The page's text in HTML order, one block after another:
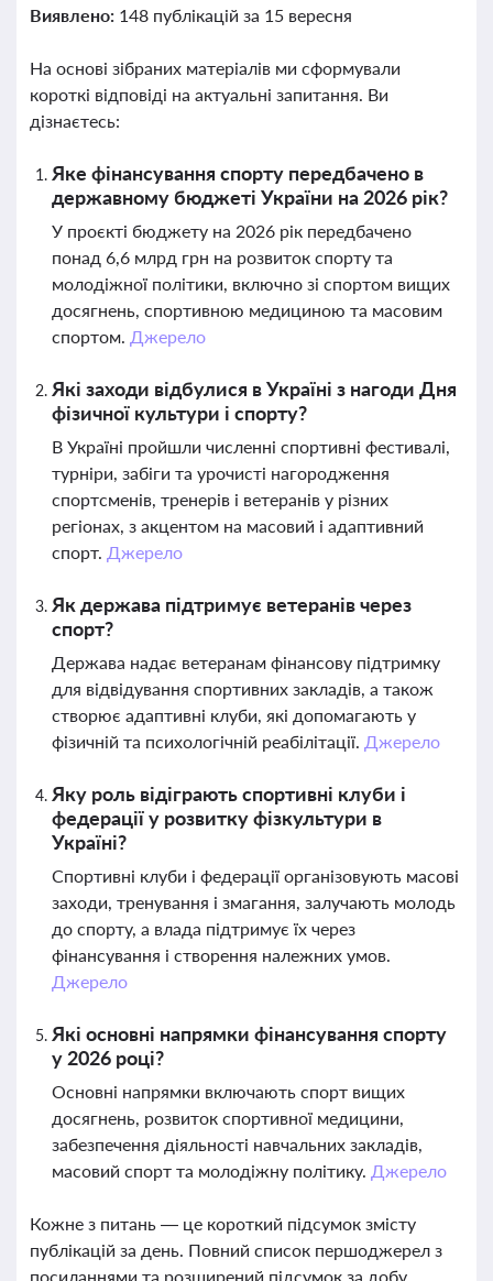
Виявлено: 148 публікацій за 15 вересня
На основі зібраних матеріалів ми сформували
короткі відповіді на актуальні запитання. Ви
дізнаєтесь:
Яке фінансування спорту передбачено в
державному бюджеті України на 2026 рік?
У проєкті бюджету на 2026 рік передбачено
понад 6,6 млрд грн на розвиток спорту та
молодіжної політики, включно зі спортом вищих
досягнень, спортивною медициною та масовим
спортом. Джерело
Які заходи відбулися в Україні з нагоди Дня
фізичної культури і спорту?
В Україні пройшли численні спортивні фестивалі,
турніри, забіги та урочисті нагородження
спортсменів, тренерів і ветеранів у різних
регіонах, з акцентом на масовий і адаптивний
спорт. Джерело
Як держава підтримує ветеранів через
спорт?
Держава надає ветеранам фінансову підтримку
для відвідування спортивних закладів, а також
створює адаптивні клуби, які допомагають у
фізичній та психологічній реабілітації. Джерело
Яку роль відіграють спортивні клуби і
федерації у розвитку фізкультури в
Україні?
Спортивні клуби і федерації організовують масові
заходи, тренування і змагання, залучають молодь
до спорту, а влада підтримує їх через
фінансування і створення належних умов.
Джерело
Які основні напрямки фінансування спорту
у 2026 році?
Основні напрямки включають спорт вищих
досягнень, розвиток спортивної медицини,
забезпечення діяльності навчальних закладів,
масовий спорт та молодіжну політику. Джерело
Кожне з питань — це короткий підсумок змісту
публікацій за день. Повний список першоджерел з
посиланнями та розширений підсумок за добу